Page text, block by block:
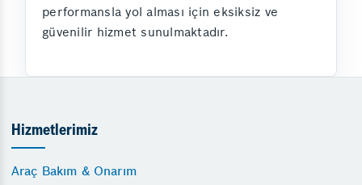
performansla yol alması için eksiksiz ve
güvenilir hizmet sunulmaktadır.
Hizmetlerimiz
Araç Bakım & Onarım